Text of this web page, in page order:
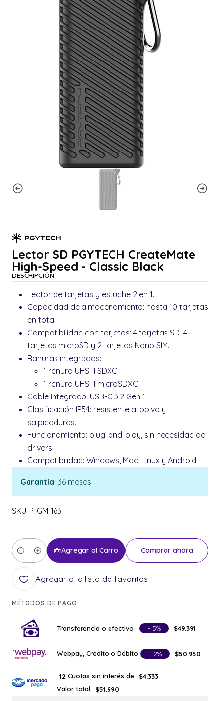
Lector SD PGYTECH CreateMate
High-Speed - Classic Black
DESCRIPCIÓN
Lector de tarjetas y estuche 2 en 1.
Capacidad de almacenamiento: hasta 10 tarjetas
en total.
Compatibilidad con tarjetas: 4 tarjetas SD, 4
tarjetas microSD y 2 tarjetas Nano SIM.
Ranuras integradas:
1 ranura UHS-II SDXC
1 ranura UHS-II microSDXC
Cable integrado: USB-C 3.2 Gen 1.
Clasificación IP54: resistente al polvo y
salpicaduras.
Funcionamiento: plug-and-play, sin necesidad de
drivers.
Compatibilidad: Windows, Mac, Linux y Android.
Garantía: 36 meses
SKU: P-GM-163
Cantidad
Agregar al Carro Comprar ahora
Agregar a la lista de favoritos
MÉTODOS DE PAGO
Transferencia o efectivo - 5% $49.391
Webpay, Crédito o Débito - 2% $50.950
12 Cuotas sin interés de
$4.333
Valor total
$51.990